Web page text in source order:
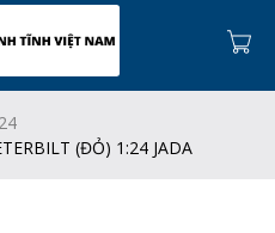
(ĐỎ) 1:24 JADA